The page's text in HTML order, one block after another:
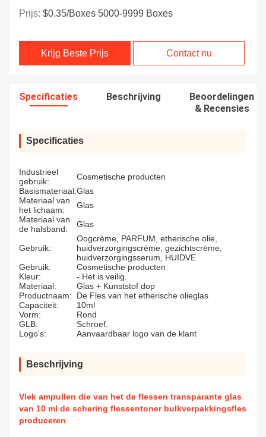
Prijs: $0.35/boxes 5000-9999 Boxes
Krijg Beste Prijs Contact nu
Specificaties Beschrijving
Beoordelingen
& Recensies
Specificaties
Industrieel
gebruik:
Cosmetische producten
Basismateriaal:Glas
Materiaal van
het lichaam:
Glas
Materiaal van
de halsband:
Glas
Gebruik:
Oogcrème, PARFUM, etherische olie,
huidverzorgingscrème, gezichtscrème,
huidverzorgingsserum, HUIDVE
Gebruik:
Cosmetische producten
Kleur:
- Het is veilig.
Materiaal:
Glas + Kunststof dop
Productnaam:
De Fles van het etherische olieglas
Capaciteit:
10ml
Vorm:
Rond
GLB:
Schroef.
Logo's:
Aanvaardbaar logo van de klant
Beschrijving
Vlek ampullen die van het de flessen transparante glas
van 10 ml de schering flessentoner bulkverpakkingsfles
produceren